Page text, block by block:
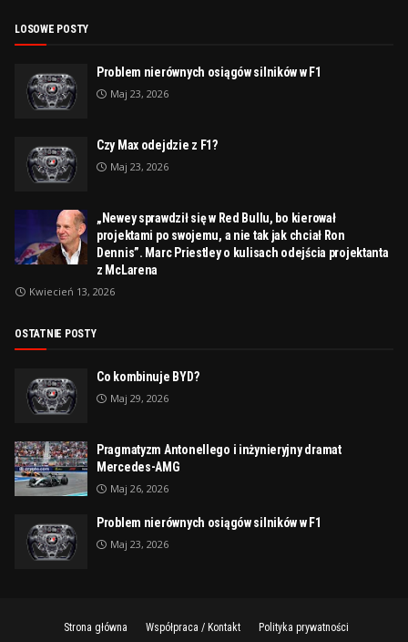
LOSOWE POSTY
Problem nierównych osiągów silników w F1
Maj 23, 2026
Czy Max odejdzie z F1?
Maj 23, 2026
„Newey sprawdził się w Red Bullu, bo kierował
projektami po swojemu, a nie tak jak chciał Ron
Dennis”. Marc Priestley o kulisach odejścia projektanta
z McLarena
Kwiecień 13, 2026
OSTATNIE POSTY
Co kombinuje BYD?
Maj 29, 2026
Pragmatyzm Antonellego i inżynieryjny dramat
Mercedes-AMG
Maj 26, 2026
Problem nierównych osiągów silników w F1
Maj 23, 2026
Strona główna Współpraca / Kontakt Polityka prywatności